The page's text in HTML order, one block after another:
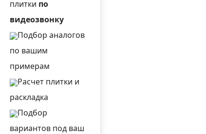
плитки по
видеозвонку
Подбор аналогов
по вашим
примерам
Расчет плитки и
раскладка
Подбор
вариантов под ваш